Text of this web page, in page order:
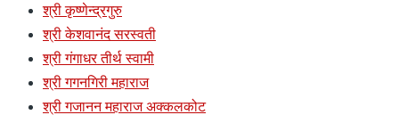
श्री कृष्णेन्द्रगुरु
श्री केशवानंद सरस्वती
श्री गंगाधर तीर्थ स्वामी
श्री गगनगिरी महाराज
श्री गजानन महाराज अक्कलकोट